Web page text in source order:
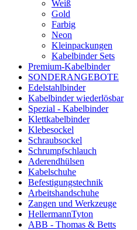
Weiß
Gold
Farbig
Neon
Kleinpackungen
Kabelbinder Sets
Premium-Kabelbinder
SONDERANGEBOTE
Edelstahlbinder
Kabelbinder wiederlösbar
Spezial - Kabelbinder
Klettkabelbinder
Klebesockel
Schraubsockel
Schrumpfschlauch
Aderendhülsen
Kabelschuhe
Befestigungstechnik
Arbeitshandschuhe
Zangen und Werkzeuge
HellermannTyton
ABB - Thomas & Betts